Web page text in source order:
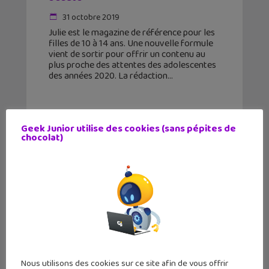
31 octobre 2019
Julie est le magazine de référence pour les
filles de 10 à 14 ans. Une nouvelle formule
vient de sortir pour offrir un contenu au
plus proche des attentes des adolescentes
des années 2020. La rédaction
Geek Junior utilise des cookies (sans pépites de
chocolat)
Nous utilisons des cookies sur ce site afin de vous offrir